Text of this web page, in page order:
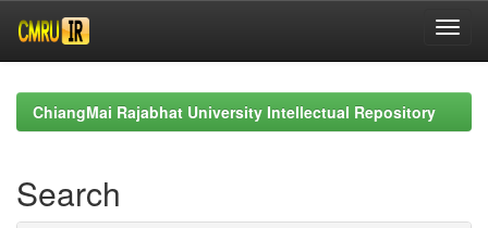
navigationChiangMai Rajabhat University Intellectual Repository
Search